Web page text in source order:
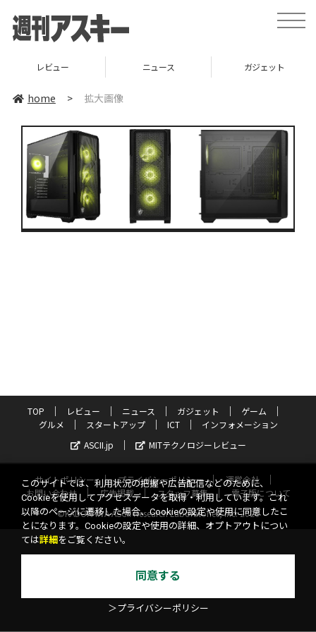
toggle
レビュー ニュース ガジェット
home > 拡大画像
TOP レビュー ニュース ガジェット
ゲーム
グルメ
スタートアップ ICT
インフォメーション
ASCII.jp
MITテクノロジーレビュー
サイトポリシー プライバシーポリシー
運営会社
お問い合わせ
広告掲載 スタッフ募集
電子版について
©KADOKAWA ASCII Research Laboratories, Inc. 2026
このサイトでは、利用状況の把握や広告配信などのために、
Cookieを使用してアクセスデータを取得・利用しています。これ
以降のページに遷移した場合、Cookieの設定や使用に同意したこ
とになります。Cookieの設定や使用の詳細、オプトアウトについ
ては詳細 をご覧ください。
同意する
＞プライバシーポリシー